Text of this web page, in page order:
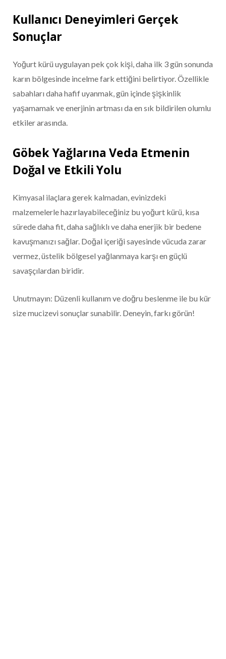
Kullanıcı Deneyimleri Gerçek
Sonuçlar
Yoğurt kürü uygulayan pek çok kişi, daha ilk 3 gün sonunda
karın bölgesinde incelme fark ettiğini belirtiyor. Özellikle
sabahları daha hafif uyanmak, gün içinde şişkinlik
yaşamamak ve enerjinin artması da en sık bildirilen olumlu
etkiler arasında.
Göbek Yağlarına Veda Etmenin
Doğal ve Etkili Yolu
Kimyasal ilaçlara gerek kalmadan, evinizdeki
malzemelerle hazırlayabileceğiniz bu yoğurt kürü, kısa
sürede daha fit, daha sağlıklı ve daha enerjik bir bedene
kavuşmanızı sağlar. Doğal içeriği sayesinde vücuda zarar
vermez, üstelik bölgesel yağlanmaya karşı en güçlü
savaşçılardan biridir.
Unutmayın: Düzenli kullanım ve doğru beslenme ile bu kür
size mucizevi sonuçlar sunabilir. Deneyin, farkı görün!